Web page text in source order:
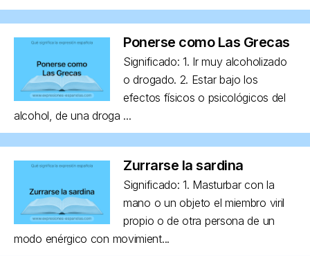
Ponerse como Las Grecas
Significado: 1. Ir muy alcoholizado
o drogado. 2. Estar bajo los
efectos físicos o psicológicos del
alcohol, de una droga ...
Zurrarse la sardina
Significado: 1. Masturbar con la
mano o un objeto el miembro viril
propio o de otra persona de un
modo enérgico con movimient...